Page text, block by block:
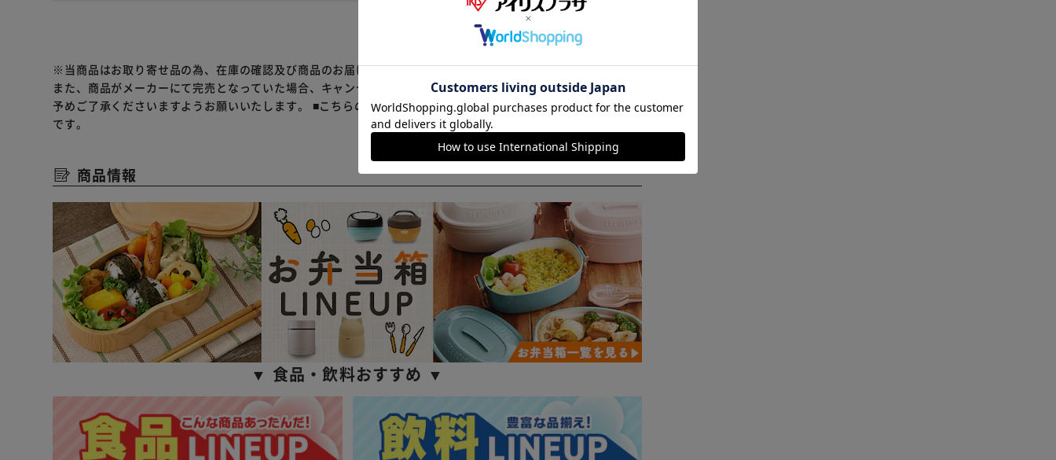
※当商品はお取り寄せ品の為、在庫の確認及び商品のお届けまでお時間を頂く場合がございます。
また、商品がメーカーにて完売となっていた場合、キャンセル又は注文内容の変更をお願いいたしております。
予めご了承くださいますようお願いいたします。 ■こちらの商品はアイリスプラザがセレクトしたオススメ商品
です。
商品情報
▼ 食品・飲料おすすめ ▼
※ご確認ください